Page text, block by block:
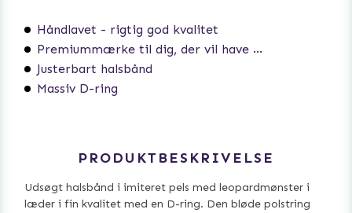
Håndlavet - rigtig god kvalitet
Premiummærke til dig, der vil have det bedste
Justerbart halsbånd
Massiv D-ring
PRODUKTBESKRIVELSE
Udsøgt halsbånd i imiteret pels med leopardmønster i
læder i fin kvalitet med en D-ring. Den bløde polstring